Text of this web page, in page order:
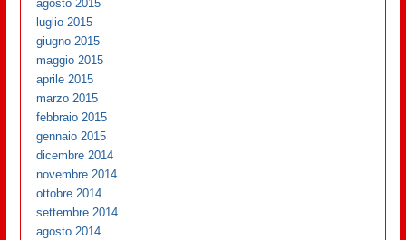
agosto 2015
luglio 2015
giugno 2015
maggio 2015
aprile 2015
marzo 2015
febbraio 2015
gennaio 2015
dicembre 2014
novembre 2014
ottobre 2014
settembre 2014
agosto 2014